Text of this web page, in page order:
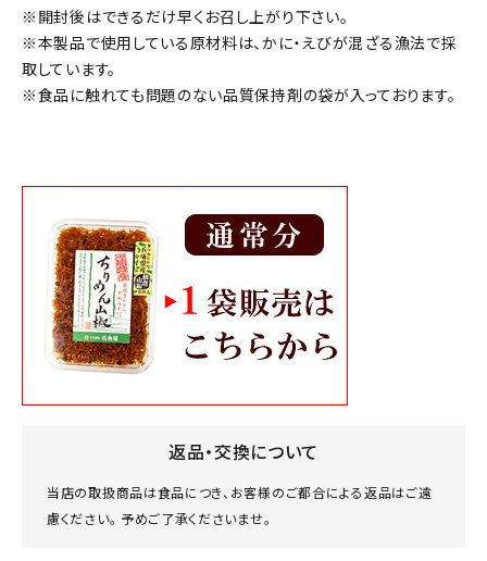
※開封後はできるだけ早くお召し上がり下さい。
※本製品で使用している原材料は、かに・えびが混ざる漁法で採
取しています。
※食品に触れても問題のない品質保持剤の袋が入っております。
返品・交換について
当店の取扱商品は食品につき、お客様のご都合による返品はご遠
慮ください。 予めご了承くださいませ。